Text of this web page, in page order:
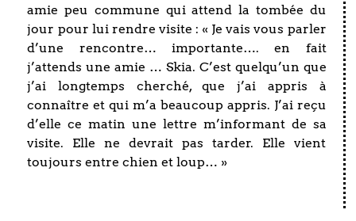
amie peu commune qui attend la tombée du
jour pour lui rendre visite : « Je vais vous parler
d’une rencontre… importante…. en fait
j’attends une amie … Skia. C’est quelqu’un que
j’ai longtemps cherché, que j’ai appris à
connaître et qui m’a beaucoup appris. J’ai reçu
d’elle ce matin une lettre m’informant de sa
visite. Elle ne devrait pas tarder. Elle vient
toujours entre chien et loup… »